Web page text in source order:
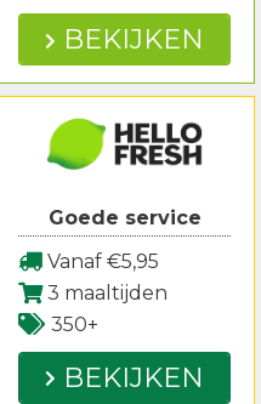
BEKIJKEN
Goede service
Vanaf €5,95
3 maaltijden
350+
BEKIJKEN